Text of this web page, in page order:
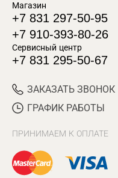
Магазин
+7 831 297-50-95
+7 910-393-80-26
Сервисный центр
+7 831 295-50-67
ЗАКАЗАТЬ ЗВОНОК
ГРАФИК РАБОТЫ
ПРИНИМАЕМ К ОПЛАТЕ